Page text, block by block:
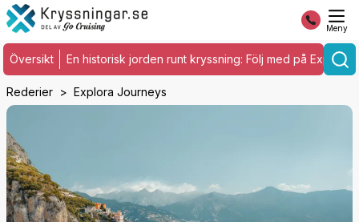
Meny
Översikt En historisk jorden runt kryssning: Följ med på Explora
Rederier Explora Journeys